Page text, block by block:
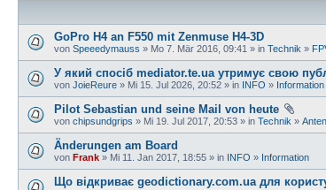
GoPro H4 an F550 mit Zenmuse H4-3D
von Speeedymauss » Mo 7. Mär 2016, 09:41 » in Technik »
У який спосіб mediator.te.ua утримує свою
von JoieReure » Mi 15. Jul 2026, 20:52 » in INFO » Information
Pilot Sebastian und seine Mail von heute
von chipsundgrips » Mi 19. Jul 2017, 20:53 » in Technik »
Änderungen am Board
von Frank » Mi 11. Jan 2017, 18:55 » in INFO » Information
Що відкриває geodictionary.com.ua для